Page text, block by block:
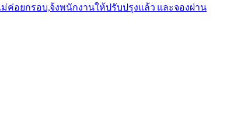
ค่อยกรอบ,จ้งพนักงานให้ปรับปรุงแล้ว และจองผ่าน